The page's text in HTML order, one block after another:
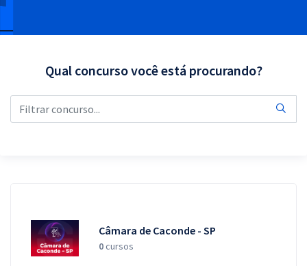
Mentorias
Aprovados
Qual concurso você está procurando?
Câmara de Caconde - SP
0cursos